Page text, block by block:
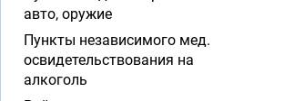
авто, оружие
Пункты независимого мед.
освидетельствования на
алкоголь